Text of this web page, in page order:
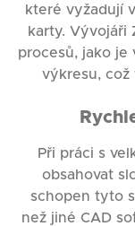
které vyžadují
karty. Vývojáři
procesů, jako je
výkresu, což
Při práci s
obsahovat
schopen tyto
než jiné CAD